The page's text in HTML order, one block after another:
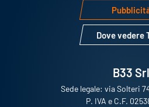
B33 Srl
Sede legale: via Solteri
P. IVA e C.F.
Dove vedere